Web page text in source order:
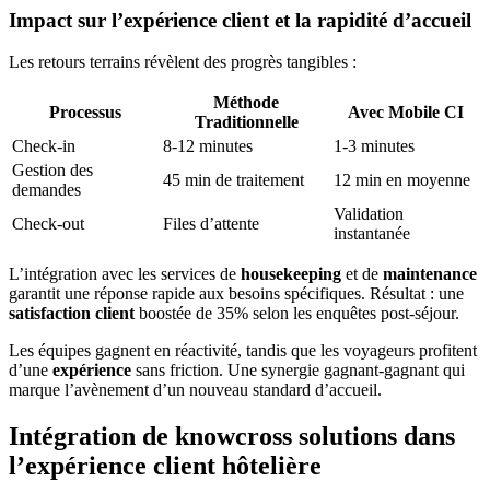
Impact sur l’expérience client et la rapidité d’accueil
Les retours terrains révèlent des progrès tangibles :
Processus
Méthode
Traditionnelle
Avec Mobile CI
Check-in
8-12 minutes
1-3 minutes
Gestion des
demandes
45 min de traitement 12 min en moyenne
Check-out Files d’attente
Validation
instantanée
L’intégration avec les services de housekeeping et de maintenance
garantit une réponse rapide aux besoins spécifiques. Résultat : une
satisfaction clientboostée de 35% selon les enquêtes post-séjour.
Les équipes gagnent en réactivité, tandis que les voyageurs profitent
d’une expérience sans friction. Une synergie gagnant-gagnant qui
marque l’avènement d’un nouveau standard d’accueil.
Intégration de knowcross solutions dans
l’expérience client hôtelière